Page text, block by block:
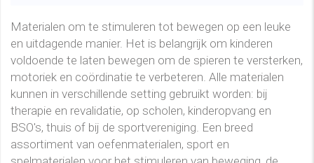
Materialen om te stimuleren tot bewegen op een leuke
en uitdagende manier. Het is belangrijk om kinderen
voldoende te laten bewegen om de spieren te versterken,
motoriek en coördinatie te verbeteren. Alle materialen
kunnen in verschillende setting gebruikt worden: bij
therapie en revalidatie, op scholen, kinderopvang en
BSO's, thuis of bij de sportvereniging. Een breed
assortiment van oefenmaterialen, sport en